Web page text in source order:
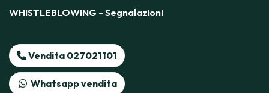
WHISTLEBLOWING - Segnalazioni
Vendita 027021101
Whatsapp vendita